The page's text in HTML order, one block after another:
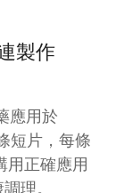
製作
應用於
短片，每條
用正確應用
理。